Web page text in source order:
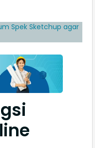
Spek Sketchup agar